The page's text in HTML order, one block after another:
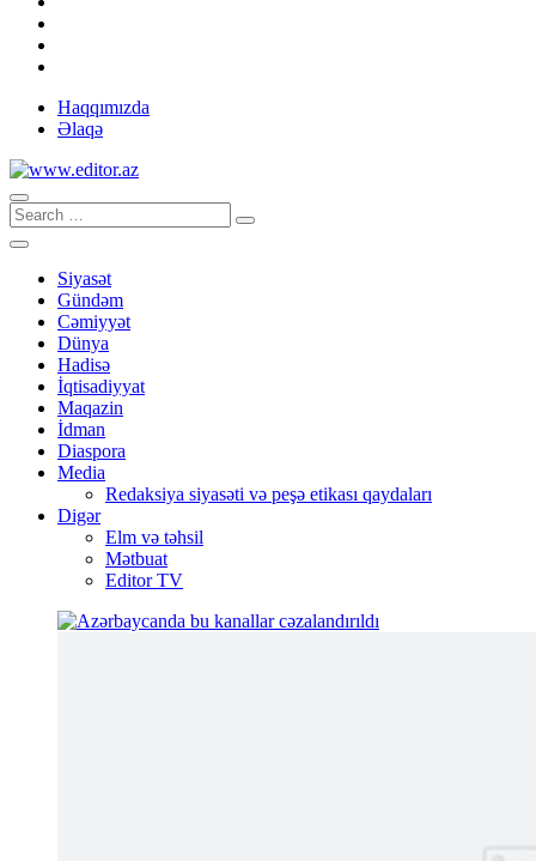
Haqqımızda
Əlaqə
Siyasət
Gündəm
Cəmiyyət
Dünya
Hadisə
İqtisadiyyat
Maqazin
İdman
Diaspora
Media
Redaksiya siyasəti və peşə etikası qaydaları
Digər
Elm və təhsil
Mətbuat
Editor TV